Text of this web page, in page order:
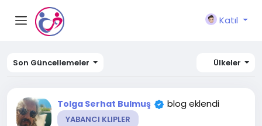
Katıl
Son Güncellemeler Ülkeler
Tolga Serhat Bulmuş blog eklendi
YABANCI KLIPLER